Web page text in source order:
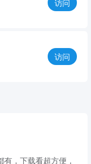
访问
访问
，下载看超方便，